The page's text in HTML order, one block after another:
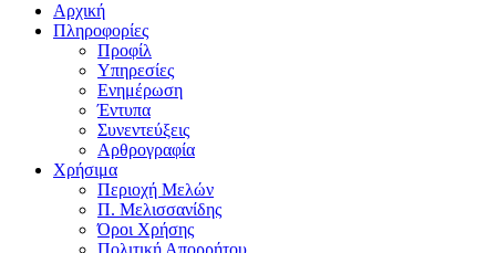
Αρχική
Πληροφορίες
Προφίλ
Υπηρεσίες
Ενημέρωση
Έντυπα
Συνεντεύξεις
Αρθρογραφία
Χρήσιμα
Περιοχή Μελών
Π. Μελισσανίδης
Όροι Χρήσης
Πολιτική Απορρήτου